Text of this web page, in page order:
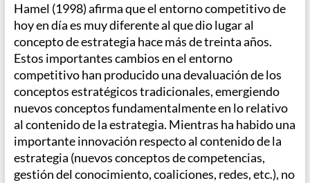
Hamel (1998) afirma que el entorno competitivo de
hoy en día es muy diferente al que dio lugar al
concepto de estrategia hace más de treinta años.
Estos importantes cambios en el entorno
competitivo han producido una devaluación de los
conceptos estratégicos tradicionales, emergiendo
nuevos conceptos fundamentalmente en lo relativo
al contenido de la estrategia. Mientras ha habido una
importante innovación respecto al contenido de la
estrategia (nuevos conceptos de competencias,
gestión del conocimiento, coaliciones, redes, etc.), no